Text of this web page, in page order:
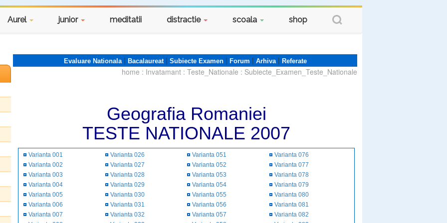
Aurel junior meditatii distractie scoala shop
Evaluare Nationala| Bacalaureat| Subiecte Examen| Forum | Arhiva| Referate
home : Invatamant : Teste_Nationale : Subiecte_Examen_Teste_Nationale
Geografia Romaniei
TESTE NATIONALE 2007
Varianta 001
Varianta 002
Varianta 003
Varianta 004
Varianta 005
Varianta 006
Varianta 007
Varianta 026
Varianta 027
Varianta 028
Varianta 029
Varianta 030
Varianta 031
Varianta 032
Varianta 051
Varianta 052
Varianta 053
Varianta 054
Varianta 055
Varianta 056
Varianta 057
Varianta 076
Varianta 077
Varianta 078
Varianta 079
Varianta 080
Varianta 081
Varianta 082